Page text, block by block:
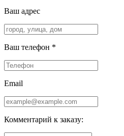
Ваш адрес
Ваш телефон *
Email
Комментарий к заказу: